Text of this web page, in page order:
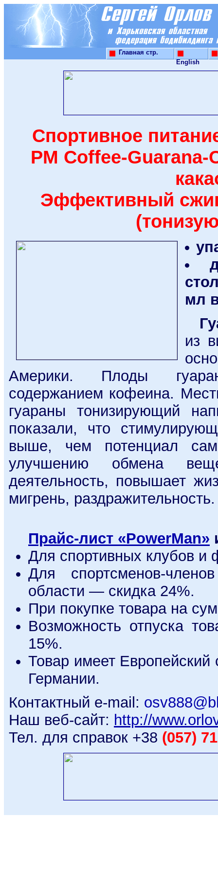
Главная стр.
English
Спортивное
PM Coffee-
Эффективный
мл
из
Америки. Плоды
содержанием кофеина.
гуараны тонизирующий
показали, что
выше, чем потенциал
улучшению обмена
деятельность, повышает
мигрень, раздражительность.
Прайс-лист «PowerMan»
Для спортивных клубов и
Для спортсменов-
области — скидка 24%.
При покупке товара на
Возможность отпуска
15%.
Товар имеет Европейский
Германии.
Контактный e-mail:
Наш веб-сайт: http://
Тел. для справок +38 (057)